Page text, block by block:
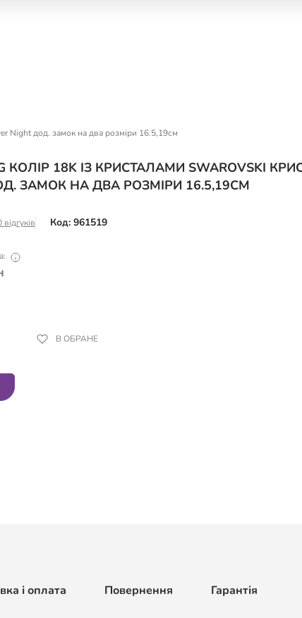
Night дод. замок на два розміри 16.5,19см
КОЛІР 18K ІЗ КРИСТАЛАМИ SWAROVSKI
ЗАМОК НА ДВА РОЗМІРИ 16.5,19СМ
відгуків Код: 961519
В ОБРАНЕ
і оплата Повернення Гарантія